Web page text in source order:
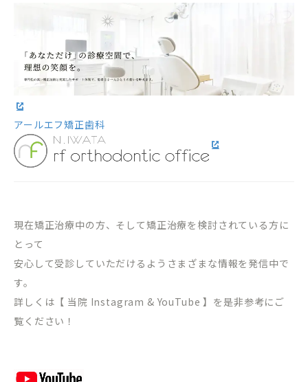
アールエフ矯正歯科
現在矯正治療中の方、そして矯正治療を検討されている方に
とって
安心して受診していただけるようさまざまな情報を発信中で
す。
詳しくは【 当院 Instagram & YouTube 】を是非参考にご
覧ください！